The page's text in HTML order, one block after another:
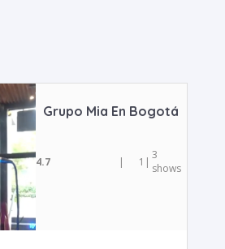
Grupo Mia En Bogotá
4.7 | 1 | 3
shows